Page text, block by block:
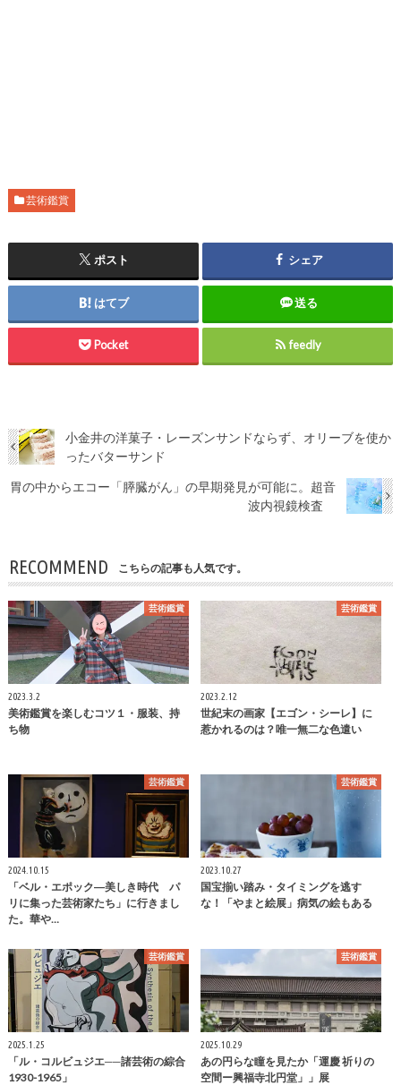
芸術鑑賞
ポスト シェア
はてブ 送る
Pocket feedly
小金井の洋菓子・レーズンサンドならず、オリーブを使か
ったバターサンド
胃の中からエコー「膵臓がん」の早期発見が可能に。超音
波内視鏡検査
RECOMMEND こちらの記事も人気です。
芸術鑑賞
2023.3.2
美術鑑賞を楽しむコツ１・服装、持
ち物
芸術鑑賞
2023.2.12
世紀末の画家【エゴン・シーレ】に
惹かれるのは？唯一無二な色遣い
芸術鑑賞
2024.10.15
「ベル・エポック―美しき時代 パ
リに集った芸術家たち」に行きまし
た。華や…
芸術鑑賞
2023.10.27
国宝揃い踏み・タイミングを逃す
な！「やまと絵展」病気の絵もある
芸術鑑賞
2025.1.25
「ル・コルビュジエ──諸芸術の綜合
1930-1965」
芸術鑑賞
2025.10.29
あの円らな瞳を見たか「運慶 祈りの
空間ー興福寺北円堂」」展